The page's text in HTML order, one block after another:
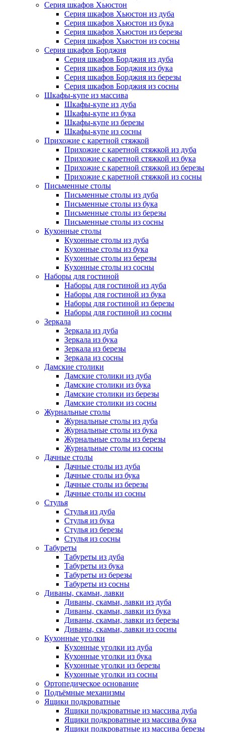
Серия шкафов Хьюстон
Серия шкафов Хьюстон из дуба
Серия шкафов Хьюстон из бука
Серия шкафов Хьюстон из березы
Серия шкафов Хьюстон из сосны
Серия шкафов Борджия
Серия шкафов Борджия из дуба
Серия шкафов Борджия из бука
Серия шкафов Борджия из березы
Серия шкафов Борджия из сосны
Шкафы-купе из массива
Шкафы-купе из дуба
Шкафы-купе из бука
Шкафы-купе из березы
Шкафы-купе из сосны
Прихожие с каретной стяжкой
Прихожие с каретной стяжкой из дуба
Прихожие с каретной стяжкой из бука
Прихожие с каретной стяжкой из березы
Прихожие с каретной стяжкой из сосны
Письменные столы
Письменные столы из дуба
Письменные столы из бука
Письменные столы из березы
Письменные столы из сосны
Кухонные столы
Кухонные столы из дуба
Кухонные столы из бука
Кухонные столы из березы
Кухонные столы из сосны
Наборы для гостиной
Наборы для гостиной из дуба
Наборы для гостиной из бука
Наборы для гостиной из березы
Наборы для гостиной из сосны
Зеркала
Зеркала из дуба
Зеркала из бука
Зеркала из березы
Зеркала из сосны
Дамские столики
Дамские столики из дуба
Дамские столики из бука
Дамские столики из березы
Дамские столики из сосны
Журнальные столы
Журнальные столы из дуба
Журнальные столы из бука
Журнальные столы из березы
Журнальные столы из сосны
Дачные столы
Дачные столы из дуба
Дачные столы из бука
Дачные столы из березы
Дачные столы из сосны
Стулья
Стулья из дуба
Стулья из бука
Стулья из березы
Стулья из сосны
Табуреты
Табуреты из дуба
Табуреты из бука
Табуреты из березы
Табуреты из сосны
Диваны, скамьи, лавки
Диваны, скамьи, лавки из дуба
Диваны, скамьи, лавки из бука
Диваны, скамьи, лавки из березы
Диваны, скамьи, лавки из сосны
Кухонные уголки
Кухонные уголки из дуба
Кухонные уголки из бука
Кухонные уголки из березы
Кухонные уголки из сосны
Ортопедическое основание
Подъёмные механизмы
Ящики подкроватные
Ящики подкроватные из массива дуба
Ящики подкроватные из массива бука
Ящики подкроватные из массива березы